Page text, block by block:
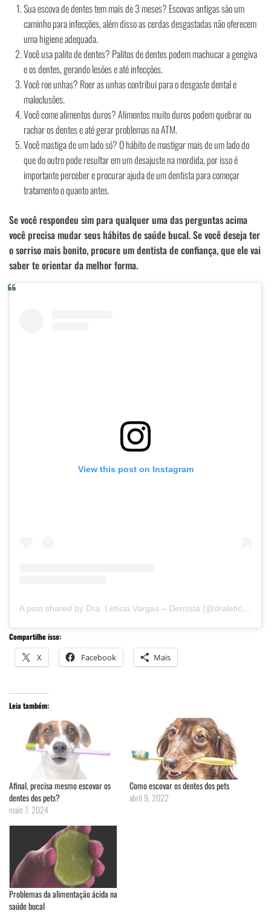
Sua escova de dentes tem mais de 3 meses? Escovas antigas são um
caminho para infecções, além disso as cerdas desgastadas não oferecem
uma higiene adequada.
Você usa palito de dentes? Palitos de dentes podem machucar a gengiva
e os dentes, gerando lesões e até infecções.
Você roe unhas? Roer as unhas contribui para o desgaste dental e
maloclusões.
Você come alimentos duros? Alimentos muito duros podem quebrar ou
rachar os dentes e até gerar problemas na ATM.
Você mastiga de um lado só? O hábito de mastigar mais de um lado do
que do outro pode resultar em um desajuste na mordida, por isso é
importante perceber e procurar ajuda de um dentista para começar
tratamento o quanto antes.
Se você respondeu sim para qualquer uma das perguntas acima
você precisa mudar seus hábitos de saúde bucal. Se você deseja ter
o sorriso mais bonito, procure um dentista de confiança, que ele vai
saber te orientar da melhor forma.
View this post on Instagram
A post shared by Dra. Letícia Vargas – Dentista (@draleticiavargas)
Compartilhe isso:
X Facebook Mais
Leia também:
Afinal, precisa mesmo escovar os
dentes dos pets?
maio 7, 2024
Como escovar os dentes dos pets
abril 9, 2022
Problemas da alimentação ácida na
saúde bucal